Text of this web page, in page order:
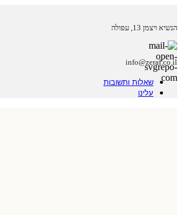
הנשיא ויצמן 13, עפולה
info@zeraf.co.il
שאלות ותשובות
עלינו